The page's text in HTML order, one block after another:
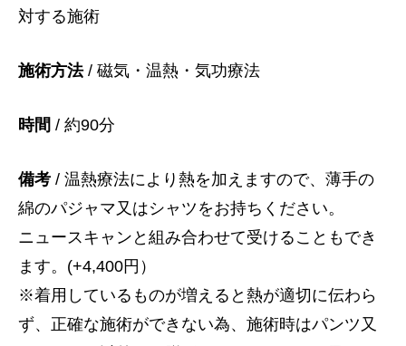
対する施術
施術方法/ 磁気・温熱・気功療法
時間 / 約90分
備考 / 温熱療法により熱を加えますので、薄手の
綿のパジャマ又はシャツをお持ちください。
ニュースキャンと組み合わせて受けることもでき
ます。(+4,400円）
※着用しているものが増えると熱が適切に伝わら
ず、正確な施術ができない為、施術時はパンツ又